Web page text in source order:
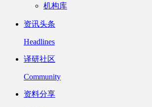
机构库
资讯头条
Headlines
译研社区
Community
资料分享